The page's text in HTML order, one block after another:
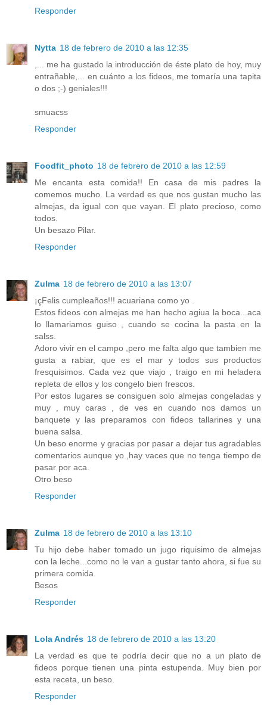
Responder
Nytta 18 de febrero de 2010 a las 12:35
,... me ha gustado la introducción de éste plato de hoy, muy
entrañable,... en cuánto a los fideos, me tomaría una tapita
o dos ;-) geniales!!!
smuacss
Responder
Foodfit_photo 18 de febrero de 2010 a las 12:59
Me encanta esta comida!! En casa de mis padres la
comemos mucho. La verdad es que nos gustan mucho las
almejas, da igual con que vayan. El plato precioso, como
todos.
Un besazo Pilar.
Responder
Zulma 18 de febrero de 2010 a las 13:07
¡çFelis cumpleaños!!! acuariana como yo .
Estos fideos con almejas me han hecho agiua la boca...aca
lo llamariamos guiso , cuando se cocina la pasta en la
salss.
Adoro vivir en el campo ,pero me falta algo que tambien me
gusta a rabiar, que es el mar y todos sus productos
fresquisimos. Cada vez que viajo , traigo en mi heladera
repleta de ellos y los congelo bien frescos.
Por estos lugares se consiguen solo almejas congeladas y
muy , muy caras , de ves en cuando nos damos un
banquete y las preparamos con fideos tallarines y una
buena salsa.
Un beso enorme y gracias por pasar a dejar tus agradables
comentarios aunque yo ,hay vaces que no tenga tiempo de
pasar por aca.
Otro beso
Responder
Zulma 18 de febrero de 2010 a las 13:10
Tu hijo debe haber tomado un jugo riquisimo de almejas
con la leche...como no le van a gustar tanto ahora, si fue su
primera comida.
Besos
Responder
Lola Andrés 18 de febrero de 2010 a las 13:20
La verdad es que te podría decir que no a un plato de
fideos porque tienen una pinta estupenda. Muy bien por
esta receta, un beso.
Responder